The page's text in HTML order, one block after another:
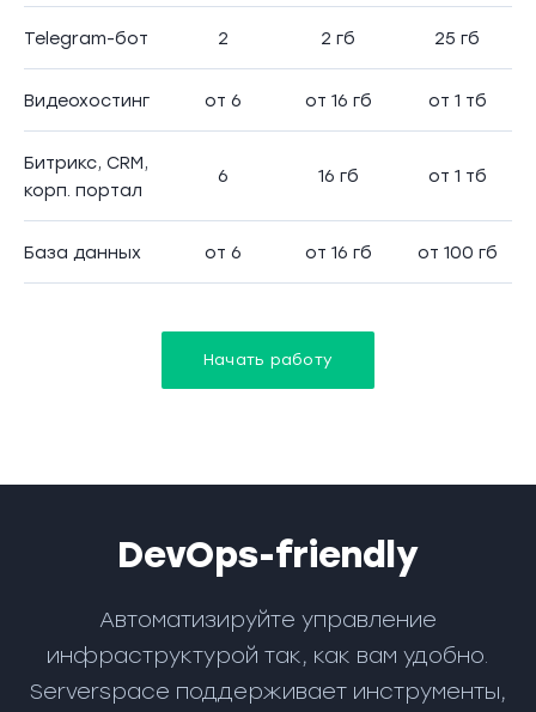
Telegram-бот 2 2 гб 25 гб
Видеохостинг от 6 от 16 гб от 1 тб
Битрикс, CRM,
корп. портал
6 16 гб от 1 тб
База данных от 6 от 16 гб от 100 гб
Начать работу
DevOps-friendly
Автоматизируйте управление
инфраструктурой так, как вам удобно.
Serverspace поддерживает инструменты,